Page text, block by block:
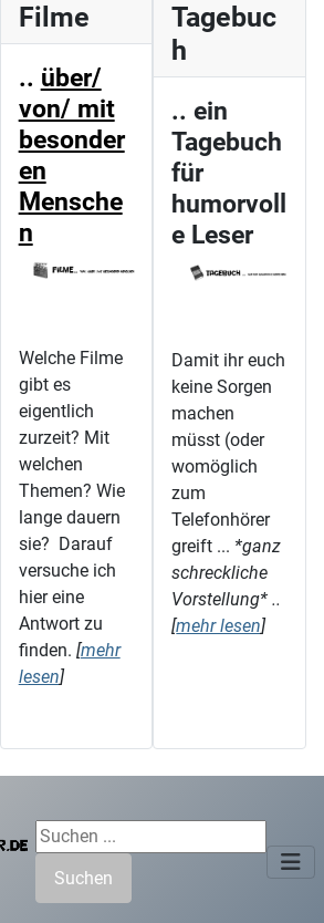
Filme
.. über/
von/ mit
besonder
en
Mensche
n
Welche Filme
gibt es
eigentlich
zurzeit? Mit
welchen
Themen? Wie
lange dauern
sie? Darauf
versuche ich
hier eine
Antwort zu
finden. [mehr
lesen]
Tagebuc
h
.. ein
Tagebuch
für
humorvoll
e Leser
Damit ihr euch
keine Sorgen
machen
müsst (oder
womöglich
zum
Telefonhörer
greift ... *ganz
schreckliche
Vorstellung* ..
[mehr lesen]
Suchen ...
Suchen